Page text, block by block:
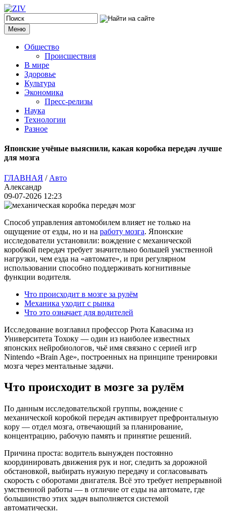
Меню
Общество
Происшествия
В мире
Здоровье
Культура
Экономика
Пресс-релизы
Наука
Технологии
Разное
Японские учёные выяснили, какая коробка передач лучше
для мозга
ГЛАВНАЯ / Авто
Александр
09-07-2026 12:23
Способ управления автомобилем влияет не только на
ощущение от езды, но и на работу мозга. Японские
исследователи установили: вождение с механической
коробкой передач требует значительно большей умственной
нагрузки, чем езда на «автомате», и при регулярном
использовании способно поддерживать когнитивные
функции водителя.
Что происходит в мозге за рулём
Механика уходит с рынка
Что это означает для водителей
Исследование возглавил профессор Рюта Кавасима из
Университета Тохоку — один из наиболее известных
японских нейробиологов, чьё имя связано с серией игр
Nintendo «Brain Age», построенных на принципе тренировки
мозга через ментальные задачи.
Что происходит в мозге за рулём
По данным исследовательской группы, вождение с
механической коробкой передач активирует префронтальную
кору — отдел мозга, отвечающий за планирование,
концентрацию, рабочую память и принятие решений.
Причина проста: водитель вынужден постоянно
координировать движения рук и ног, следить за дорожной
обстановкой, выбирать нужную передачу и согласовывать
скорость с оборотами двигателя. Всё это требует непрерывной
умственной работы — в отличие от езды на автомате, где
большинство этих задач выполняется системой
автоматически.